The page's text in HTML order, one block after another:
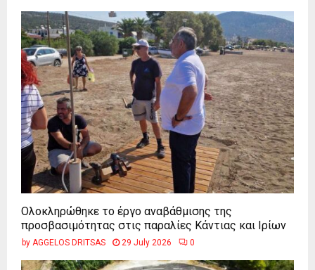
Ολοκληρώθηκε το έργο αναβάθμισης της
προσβασιμότητας στις παραλίες Κάντιας και Ιρίων
by AGGELOS DRITSAS 29 July 2026 0